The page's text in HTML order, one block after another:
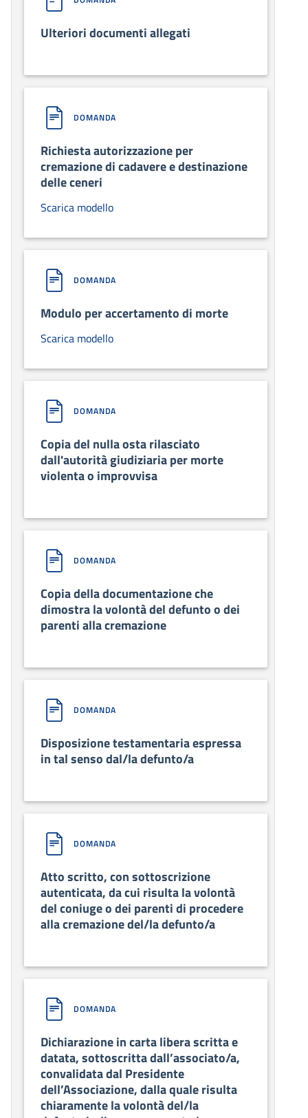
Ulteriori documenti allegati
DOMANDA
Richiesta autorizzazione per
cremazione di cadavere e destinazione
delle ceneri
Scarica modello
DOMANDA
Modulo per accertamento di morte
Scarica modello
DOMANDA
Copia del nulla osta rilasciato
dall'autorità giudiziaria per morte
violenta o improvvisa
DOMANDA
Copia della documentazione che
dimostra la volontà del defunto o dei
parenti alla cremazione
DOMANDA
Disposizione testamentaria espressa
in tal senso dal/la defunto/a
DOMANDA
Atto scritto, con sottoscrizione
autenticata, da cui risulta la volontà
del coniuge o dei parenti di procedere
alla cremazione del/la defunto/a
DOMANDA
Dichiarazione in carta libera scritta e
datata, sottoscritta dall’associato/a,
convalidata dal Presidente
dell’Associazione, dalla quale risulta
chiaramente la volontà del/la